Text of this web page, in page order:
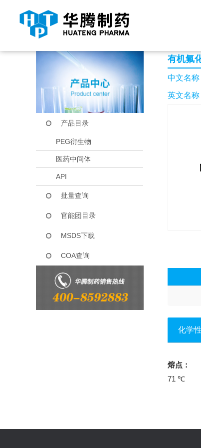
当前位置： 首页 产品中心 4-氟-2-硝基
产品目录
PEG衍生物
医药中间体
API
批量查询
官能团目录
MSDS下载
COA查询
有机氟
中文名
英文名
化学
熔点：
71 ℃